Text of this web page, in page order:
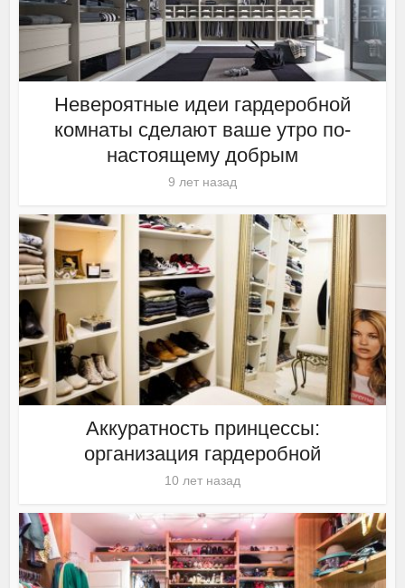
Невероятные идеи гардеробной
комнаты сделают ваше утро по-
настоящему добрым
9 лет назад
Аккуратность принцессы:
организация гардеробной
10 лет назад